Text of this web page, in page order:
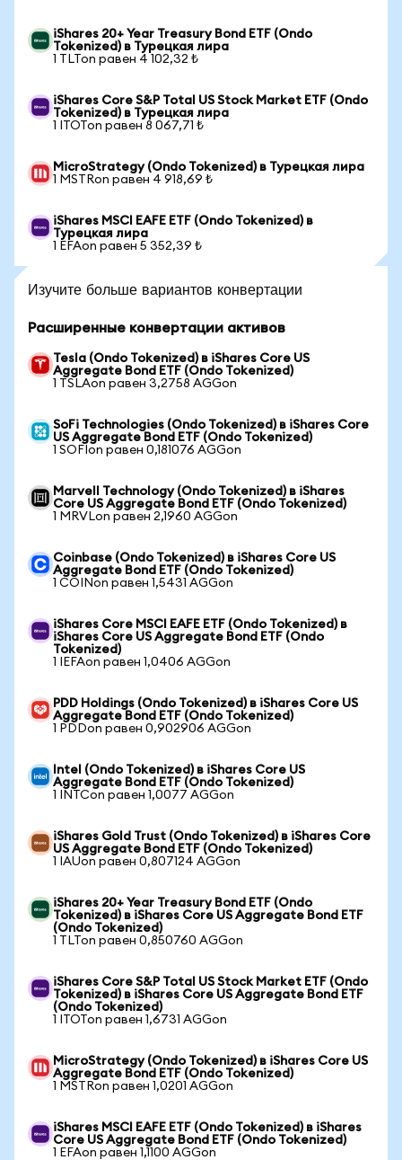
iShares 20+ Year Treasury Bond ETF (Ondo
Tokenized) в Турецкая лира
1 TLTon равен 4 102,32 ₺
iShares Core S&P Total US Stock Market ETF (Ondo
Tokenized) в Турецкая лира
1 ITOTon равен 8 067,71 ₺
MicroStrategy (Ondo Tokenized) в Турецкая лира
1 MSTRon равен 4 918,69 ₺
iShares MSCI EAFE ETF (Ondo Tokenized) в
Турецкая лира
1 EFAon равен 5 352,39 ₺
Изучите больше вариантов конвертации
Расширенные конвертации активов
Tesla (Ondo Tokenized) в iShares Core US
Aggregate Bond ETF (Ondo Tokenized)
1 TSLAon равен 3,2758 AGGon
SoFi Technologies (Ondo Tokenized) в iShares Core
US Aggregate Bond ETF (Ondo Tokenized)
1 SOFIon равен 0,181076 AGGon
Marvell Technology (Ondo Tokenized) в iShares
Core US Aggregate Bond ETF (Ondo Tokenized)
1 MRVLon равен 2,1960 AGGon
Coinbase (Ondo Tokenized) в iShares Core US
Aggregate Bond ETF (Ondo Tokenized)
1 COINon равен 1,5431 AGGon
iShares Core MSCI EAFE ETF (Ondo Tokenized) в
iShares Core US Aggregate Bond ETF (Ondo
Tokenized)
1 IEFAon равен 1,0406 AGGon
PDD Holdings (Ondo Tokenized) в iShares Core US
Aggregate Bond ETF (Ondo Tokenized)
1 PDDon равен 0,902906 AGGon
Intel (Ondo Tokenized) в iShares Core US
Aggregate Bond ETF (Ondo Tokenized)
1 INTCon равен 1,0077 AGGon
iShares Gold Trust (Ondo Tokenized) в iShares Core
US Aggregate Bond ETF (Ondo Tokenized)
1 IAUon равен 0,807124 AGGon
iShares 20+ Year Treasury Bond ETF (Ondo
Tokenized) в iShares Core US Aggregate Bond ETF
(Ondo Tokenized)
1 TLTon равен 0,850760 AGGon
iShares Core S&P Total US Stock Market ETF (Ondo
Tokenized) в iShares Core US Aggregate Bond ETF
(Ondo Tokenized)
1 ITOTon равен 1,6731 AGGon
MicroStrategy (Ondo Tokenized) в iShares Core US
Aggregate Bond ETF (Ondo Tokenized)
1 MSTRon равен 1,0201 AGGon
iShares MSCI EAFE ETF (Ondo Tokenized) в iShares
Core US Aggregate Bond ETF (Ondo Tokenized)
1 EFAon равен 1,1100 AGGon